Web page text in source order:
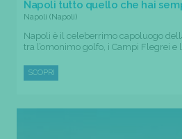
Napoli tutto quello che hai
Napoli (Napoli)
Napoli è il celeberrimo capoluogo
tra l’omonimo golfo, i Campi Flegrei e
SCOPRI